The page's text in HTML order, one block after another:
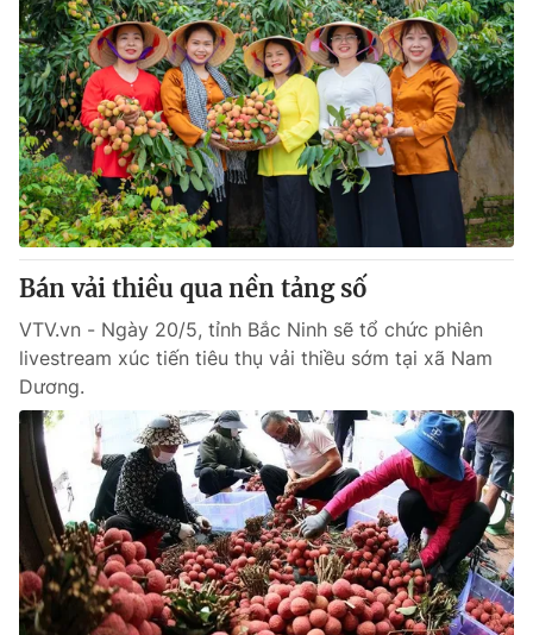
Y tế
Thế giới
Tin tức
Thế giới đó đây
Câu chuyện quốc tế
Kinh tế
Tài chính
Thị trường
Góc doanh nghiệp
Dữ liệu và đời sống
Truyền hình
Phim VTV
Hậu trường
Nhân vật
Khán giả
Giải sao mai
Giải trí
Điện ảnh
Âm nhạc
Sao
Đời sống
Du lịch
Làm đẹp
Chất lượng cuộc sống
Giáo dục
Tuyển sinh
Học trực tuyến
Công nghệ
Hitech Công nghệ tương lai
Bán vải thiều qua nền tảng số
VTV.vn - Ngày 20/5, tỉnh Bắc Ninh sẽ tổ chức phiên
livestream xúc tiến tiêu thụ vải thiều sớm tại xã Nam
Dương.